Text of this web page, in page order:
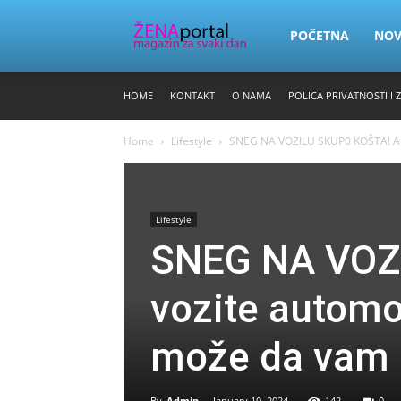
Zena
POČETNA
HOME KONTAKT O NAMA POLICA PRIVATNOSTI I
Home Lifestyle SNEG NA VOZILU SKUP0
Lifestyle
SNEG NA
vozite
može da